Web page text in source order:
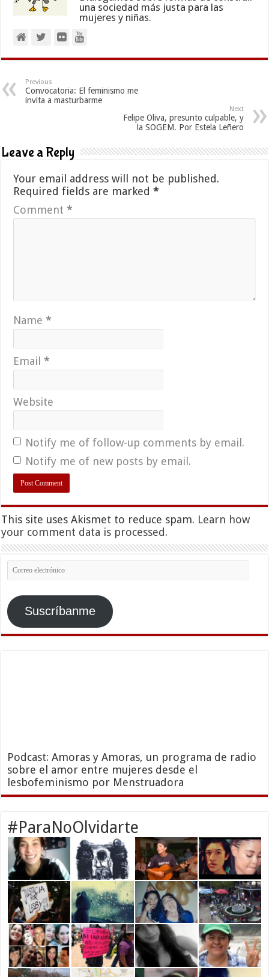
una sociedad más justa para las
mujeres y niñas.
Previous
Convocatoria: El feminismo me
invita a masturbarme
Next
Felipe Oliva, presunto culpable, y
la SOGEM. Por Estela Leñero
Leave a Reply
Your email address will not be published.
Required fields are marked*
Comment*
Name*
Email*
Website
Notify me of follow-up comments by email.
Notify me of new posts by email.
This site uses Akismet to reduce spam. Learn how
your comment data is processed.
Correo
electrónico
Suscríbanme
Podcast: Amoras y Amoras, un programa de radio
sobre el amor entre mujeres desde el
lesbofeminismo por Menstruadora
#ParaNoOlvidarte